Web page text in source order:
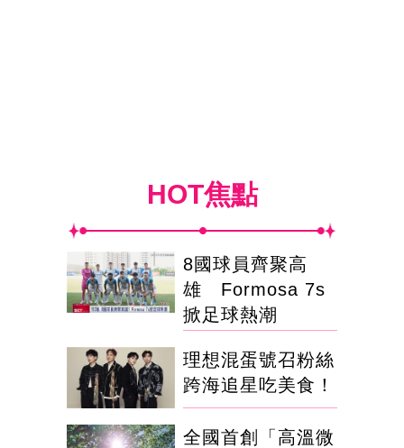
HOT焦點
8國球員齊聚高
雄 Formosa 7s
掀足球熱潮
理想混蛋號召粉絲
跨海追星吃美食！
全國首創「高溫微